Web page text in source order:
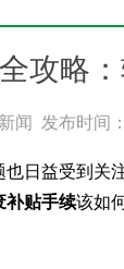
攻略
闻 发布时间
日益受到
补贴手续该如